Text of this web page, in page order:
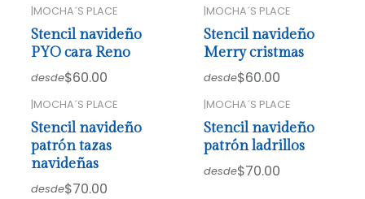
|MOCHA´S PLACE
Stencil navideño
PYO cara Reno
desde$60.00
|MOCHA´S PLACE
Stencil navideño
Merry cristmas
desde$60.00
|MOCHA´S PLACE
Stencil navideño
patrón tazas
navideñas
desde$70.00
|MOCHA´S PLACE
Stencil navideño
patrón ladrillos
desde$70.00